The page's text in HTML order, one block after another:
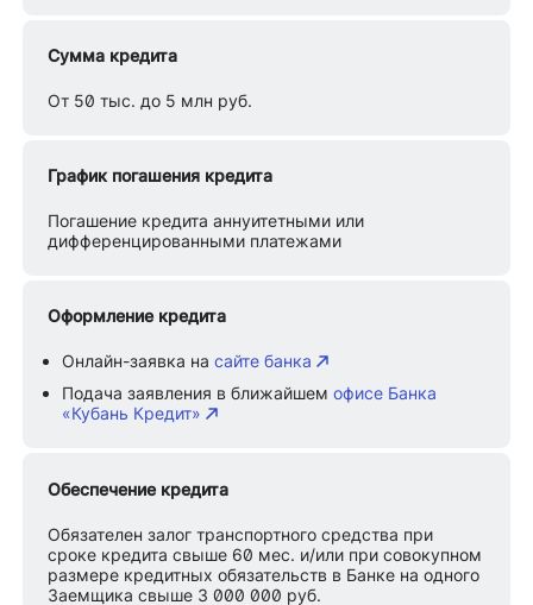
Сумма кредита
От 50 тыс. до 5 млн руб.
График погашения кредита
Погашение кредита аннуитетными или
дифференцированными платежами
Оформление кредита
Онлайн-заявка насайте банка
Подача заявления в ближайшемофисе Банка
«Кубань Кредит»
Обеспечение кредита
Обязателен залог транспортного средства при
сроке кредита свыше 60 мес. и/или при совокупном
размере кредитных обязательств в Банке на одного
Заемщика свыше 3 000 000 руб.